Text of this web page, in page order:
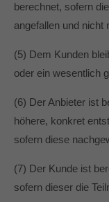
berechnet, sofern
angefallen und nicht
(5) Dem Kunden
oder ein wesentlich
(6) Der Anbieter ist
höhere, konkret
sofern diese
(7) Der Kunde ist
sofern dieser die